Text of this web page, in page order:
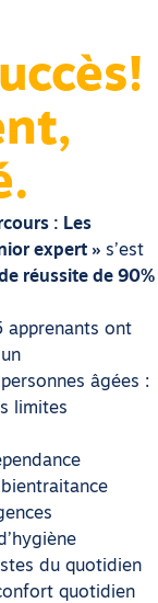
: Les
expert » s’est
réussite de 90%
apprenants ont
âgées :
limites
du quotidien
quotidien